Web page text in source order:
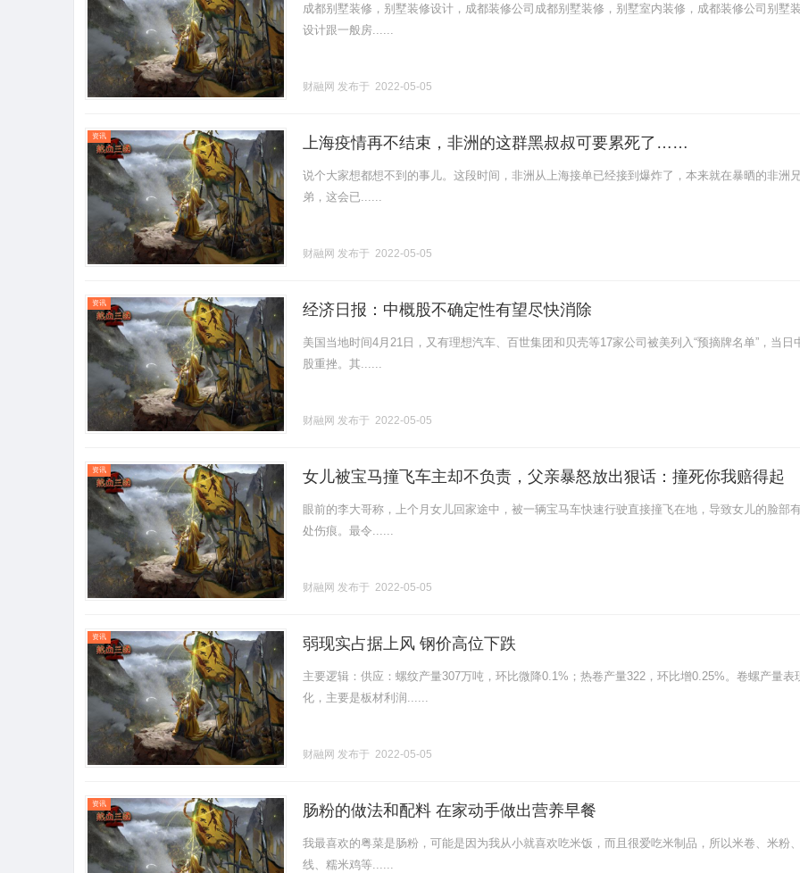
成都别墅装修，别墅装修设计，成都装修公司成都别墅装修，别墅室内装修，成都装修公司别墅
设计跟一般房......
财融网 发布于 2022-05-05
资讯 上海疫情再不结束，非洲的这群黑叔叔可要累死了……
说个大家想都想不到的事儿。这段时间，非洲从上海接单已经接到爆炸了，本来就在暴晒的非洲
弟，这会已......
财融网 发布于 2022-05-05
资讯 经济日报：中概股不确定性有望尽快消除
美国当地时间4月21日，又有理想汽车、百世集团和贝壳等17家公司被美列入“预摘牌名单”，当日
股重挫。其......
财融网 发布于 2022-05-05
资讯 女儿被宝马撞飞车主却不负责，父亲暴怒放出狠话：撞死你我赔得起
眼前的李大哥称，上个月女儿回家途中，被一辆宝马车快速行驶直接撞飞在地，导致女儿的脸部
处伤痕。最令......
财融网 发布于 2022-05-05
资讯 弱现实占据上风 钢价高位下跌
主要逻辑：供应：螺纹产量307万吨，环比微降0.1%；热卷产量322，环比增0.25%。卷螺产量表
化，主要是板材利润......
财融网 发布于 2022-05-05
资讯 肠粉的做法和配料 在家动手做出营养早餐
我最喜欢的粤菜是肠粉，可能是因为我从小就喜欢吃米饭，而且很爱吃米制品，所以米卷、米粉
线、糯米鸡等......